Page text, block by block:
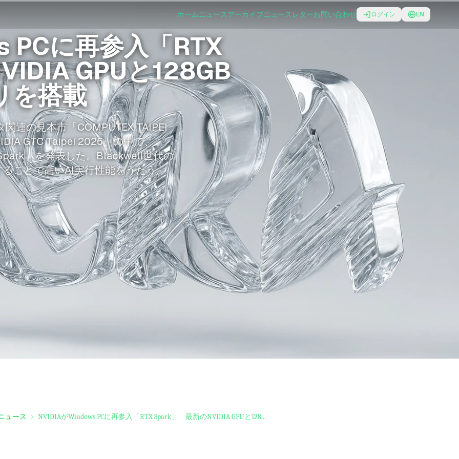
ホームニュースアーカイブニュースレターお問い合わせ ログイン EN
に再参入「RTX
GPUと128GB
を搭載
連の見本市「COMPUTEX TAIPEI
GTC Taipei 2026」の中で、
」を発表した。Blackwell世代の
ことで高いAI実行性能をうたう。
ュース NVIDIAがWindows PCに再参入「RTX Spark」 最新のNVIDIA GPUと128...